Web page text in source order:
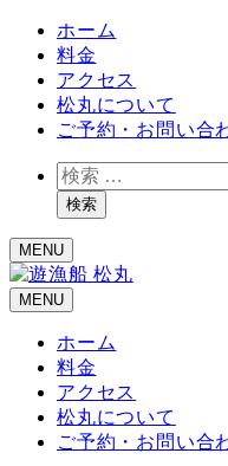
ホーム
料金
アクセス
松丸について
ご予約・お問い合
検
索検索
MENU
MENU
ホーム
料金
アクセス
松丸について
ご予約・お問い合